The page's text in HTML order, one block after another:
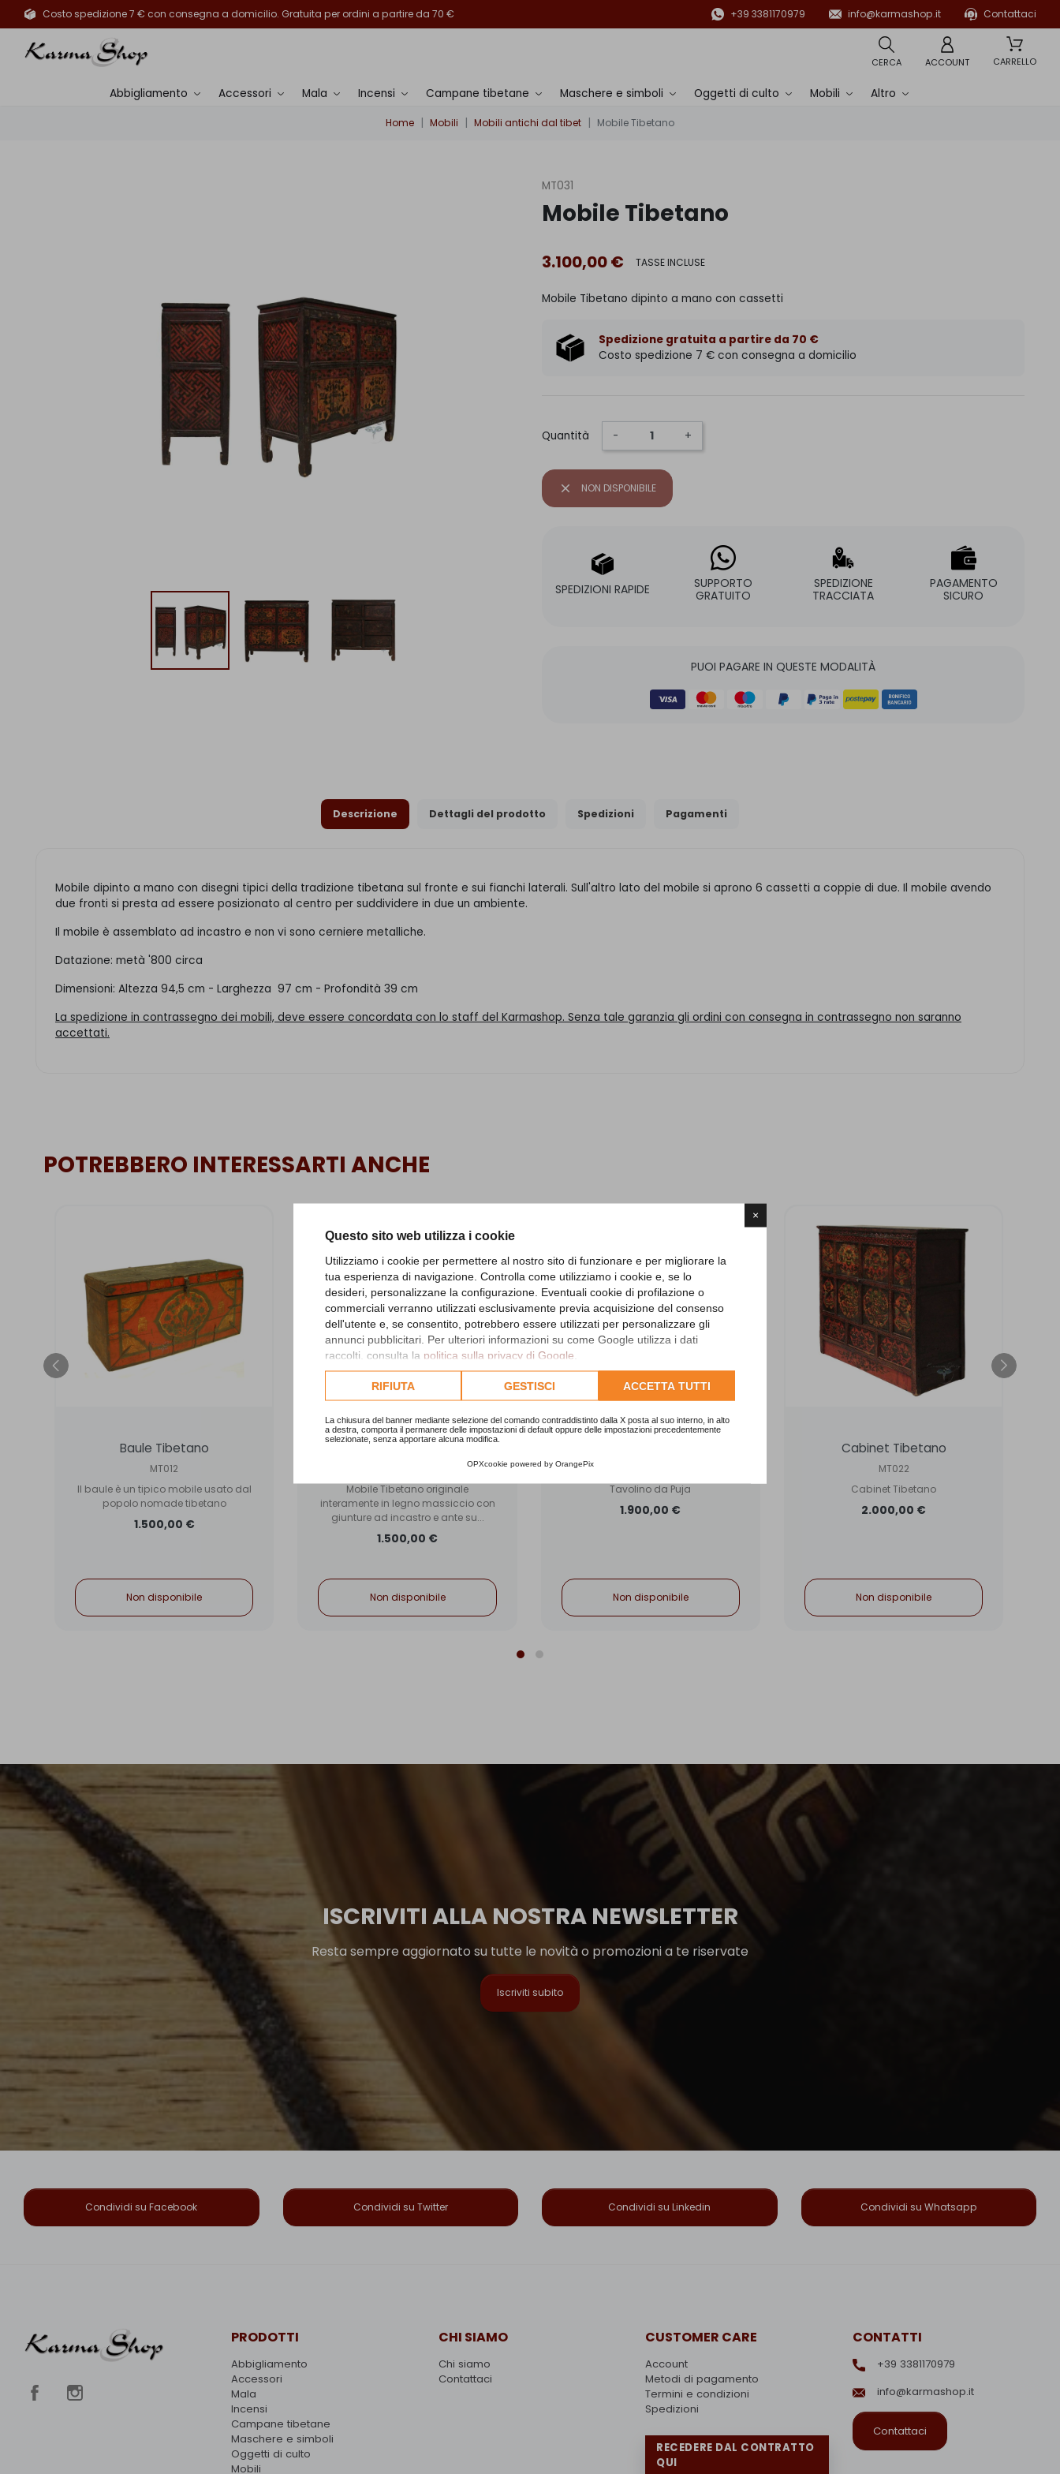
×
Questo sito web utilizza i cookie
Utilizziamo i cookie per permettere al nostro sito di funzionare e per migliorare la
tua esperienza di navigazione. Controlla come utilizziamo i cookie e, se lo
desideri, personalizzane la configurazione. Eventuali cookie di profilazione o
commerciali verranno utilizzati esclusivamente previa acquisizione del consenso
dell'utente e, se consentito, potrebbero essere utilizzati per personalizzare gli
annunci pubblicitari. Per ulteriori informazioni su come Google utilizza i dati
raccolti, consulta la politica sulla privacy di Google
Consulta l'informativa cookie completa.
RIFIUTA GESTISCI ACCETTA TUTTI
La chiusura del banner mediante selezione del comando contraddistinto dalla X posta al suo interno, in alto
a destra, comporta il permanere delle impostazioni di default oppure delle impostazioni precedentemente
selezionate, senza apportare alcuna modifica.
OPXcookie powered by OrangePix
Costo spedizione 7 € con consegna a domicilio. Gratuita per ordini a partire da 70 € +39 3381170979 info@karmashop.it Contattaci
CERCA ACCOUNT CARRELLO
Abbigliamento Accessori Mala Incensi Campane tibetane Maschere e simboli Oggetti di culto Mobili Altro
Home Mobili Mobili antichi dal tibet Mobile Tibetano
MT031
Mobile Tibetano
3.100,00 € TASSE INCLUSE
Mobile Tibetano dipinto a mano con cassetti
Spedizione gratuita a partire da 70 €
Costo spedizione 7 € con consegna a domicilio
Quantità - +
close NON DISPONIBILE
SPEDIZIONI RAPIDE
SUPPORTO
GRATUITO
SPEDIZIONE
TRACCIATA
PAGAMENTO
SICURO
PUOI PAGARE IN QUESTE MODALITÀ
Descrizione Dettagli del prodotto Spedizioni Pagamenti
Mobile dipinto a mano con disegni tipici della tradizione tibetana sul fronte e sui fianchi laterali. Sull'altro lato del mobile si aprono 6 cassetti a coppie di due. Il mobile avendo
due fronti si presta ad essere posizionato al centro per suddividere in due un ambiente.
Il mobile è assemblato ad incastro e non vi sono cerniere metalliche.
Datazione: metà '800 circa
Dimensioni: Altezza 94,5 cm - Larghezza 97 cm - Profondità 39 cm
La spedizione in contrassegno dei mobili, deve essere concordata con lo staff del Karmashop. Senza tale garanzia gli ordini con consegna in contrassegno non saranno
accettati.
POTREBBERO INTERESSARTI ANCHE
Baule Tibetano
MT012
Il baule è un tipico mobile usato dal
popolo nomade tibetano
1.500,00 €
Non disponibile
Cabinet Tibetano
Mobile Tibetano originale
interamente in legno massiccio con
giunture ad incastro e ante su...
1.500,00 €
Non disponibile
Tavolino da Puja
1.900,00 €
Non disponibile
Cabinet Tibetano
MT022
Cabinet Tibetano
2.000,00 €
Non disponibile
ISCRIVITI ALLA NOSTRA NEWSLETTER
Resta sempre aggiornato su tutte le novità o promozioni a te riservate
Iscriviti subito
Condividi su Facebook Condividi su Twitter Condividi su Linkedin Condividi su Whatsapp
PRODOTTI
Abbigliamento
Accessori
Mala
Incensi
Campane tibetane
Maschere e simboli
Oggetti di culto
Mobili
CHI SIAMO
Chi siamo
Contattaci
CUSTOMER CARE
Account
Metodi di pagamento
Termini e condizioni
Spedizioni
RECEDERE DAL CONTRATTO
QUI
CONTATTI
+39 3381170979
info@karmashop.it
Contattaci